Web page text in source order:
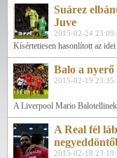
Suárez
Juve
2015-02-24
Kísértetiesen hasonlított az
Balo a
2015-02-19
A Liverpool Mario Balotellinek
A Real fél
2015-02-18